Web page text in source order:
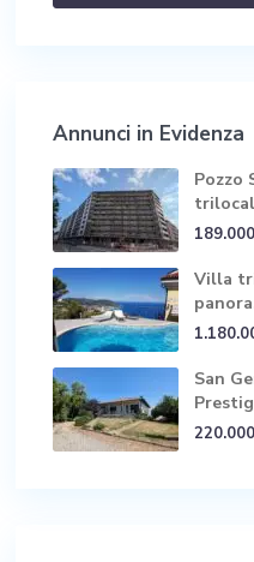
Annunci in Evidenza
Pozzo
Villa
San